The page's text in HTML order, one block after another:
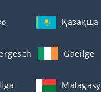
Қазақша
Gaeilge
Malagasy